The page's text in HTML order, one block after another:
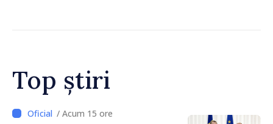
Top știri
/ Acum 12 ore